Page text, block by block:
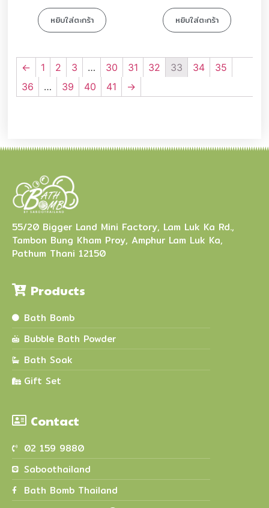
หยิบใส่ตะกร้า หยิบใส่ตะกร้า
← 1 2 3 … 30 31 32 33 34
35
36
… 39 40 41 →
55/20 Bigger Land Mini Factory, Lam Luk Ka Rd.,
Tambon Bung Kham Proy, Amphur Lam Luk Ka,
Pathum Thani 12150
Products
Bath Bomb
Bubble Bath Powder
Bath Soak
Gift Set
Contact
02 159 9880
Saboothailand
Bath Bomb Thailand